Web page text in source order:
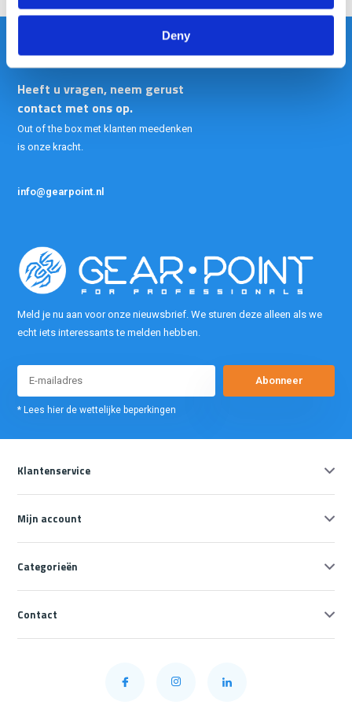
Deny
Heeft u vragen, neem gerust
contact met ons op.
Out of the box met klanten meedenken
is onze kracht.
info@gearpoint.nl
Meld je nu aan voor onze nieuwsbrief. We sturen deze alleen als we
echt iets interessants te melden hebben.
Abonneer
* Lees hier de wettelijke beperkingen
Klantenservice
Mijn account
Categorieën
Contact